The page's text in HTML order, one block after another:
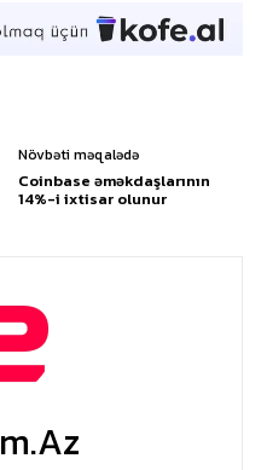
Növbəti məqalədə
Coinbase əməkdaşlarının
14%-i ixtisar olunur